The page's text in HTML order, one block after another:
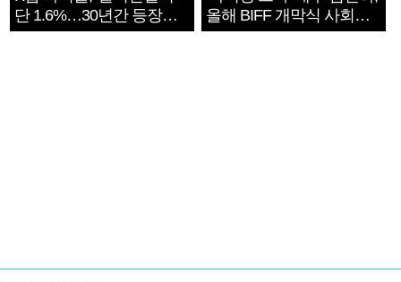
단 1.6%…30년간 등장
1182개팀 전수조사
올해 BIFF 개막식 사회자
확정